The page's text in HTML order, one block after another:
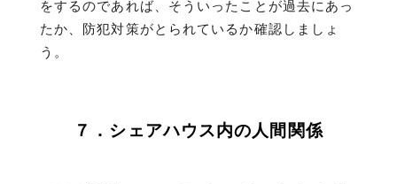
をするのであれば、そういったことが過去にあっ
たか、防犯対策がとられているか確認しましょ
う。
７．シェアハウス内の人間関係